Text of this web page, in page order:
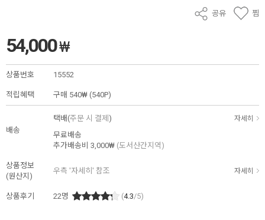
공유 찜
54,000₩
상품번호 15552
적립혜택 구매 540₩ (540P)
배송
택배(주문 시 결제 ) 자세히
무료배송
추가배송비 3,000₩ (도서산간지역)
상품정보
(원산지)
우측 '자세히' 참조 자세히
상품후기 22명 (4.3/5)